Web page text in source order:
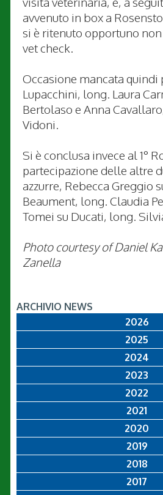
avvenuto in box a
si è ritenuto opportuno
vet check.
Occasione mancata quindi
Lupacchini, long. Laura
Bertolaso e Anna
Vidoni.
Si è conclusa invece al 1°
partecipazione delle altre
azzurre, Rebecca Greggio
Beaument, long. Claudia
Tomei su Ducati, long.
Photo courtesy of Daniel
Zanella
ARCHIVIO NEWS
2026
2025
2024
2023
2022
2021
2020
2019
2018
2017